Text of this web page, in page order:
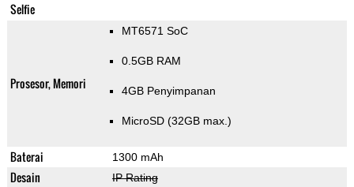
Selfie
Prosesor, Memori
MT6571 SoC
0.5GB RAM
4GB Penyimpanan
MicroSD (32GB max.)
Baterai 1300 mAh
Desain IP Rating